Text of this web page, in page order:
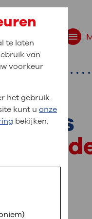
op
aan OLVG
medische
MijnOLVG
in
te laten
van
voorkeur
het gebruik
kunt u onze
bekijken.